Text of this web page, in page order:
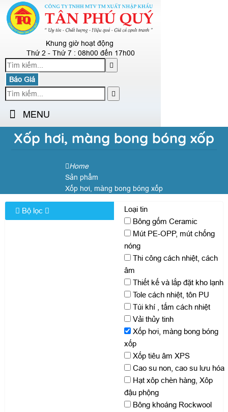
Khung giờ hoạt động
Thứ 2 - Thứ 7 : 08h00 đến 17h00
Báo Giá
MENU
Xốp hơi, màng bong bóng xốp
Home
Sản phẩm
Xốp hơi, màng bong bóng xốp
Bộ lọc
Loại tin
Bông gốm Ceramic
Mút PE-OPP, mút chống
nóng
Thi công cách nhiệt, cách
âm
Thiết kế và lắp đặt kho lạnh
Tole cách nhiệt, tôn PU
Túi khí , tấm cách nhiệt
Vải thủy tinh
Xốp hơi, màng bong bóng
xốp
Xốp tiêu âm XPS
Cao su non, cao su lưu hóa
Hạt xôp chèn hàng, Xôp
đậu phộng
Bông khoáng Rockwool